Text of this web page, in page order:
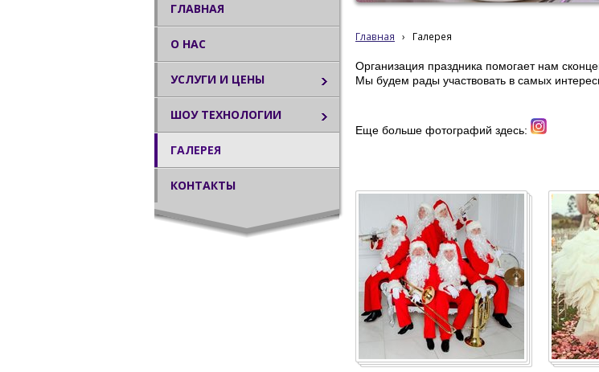
ГЛАВНАЯ
О НАС
УСЛУГИ И ЦЕНЫ
ШОУ ТЕХНОЛОГИИ
ГАЛЕРЕЯ
КОНТАКТЫ
Главная › Галерея
Организация праздника помогает нам
Мы будем рады участвовать в самых
Еще больше фотографий здесь: